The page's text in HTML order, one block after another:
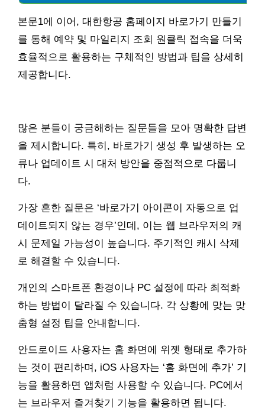
본문1에 이어, 대한항공 홈페이지 바로가기 만들기
를 통해 예약 및 마일리지 조회 원클릭 접속을 더욱
효율적으로 활용하는 구체적인 방법과 팁을 상세히
제공합니다.
많은 분들이 궁금해하는 질문들을 모아 명확한 답변
을 제시합니다. 특히, 바로가기 생성 후 발생하는 오
류나 업데이트 시 대처 방안을 중점적으로 다룹니
다.
가장 흔한 질문은 ‘바로가기 아이콘이 자동으로 업
데이트되지 않는 경우’인데, 이는 웹 브라우저의 캐
시 문제일 가능성이 높습니다. 주기적인 캐시 삭제
로 해결할 수 있습니다.
개인의 스마트폰 환경이나 PC 설정에 따라 최적화
하는 방법이 달라질 수 있습니다. 각 상황에 맞는 맞
춤형 설정 팁을 안내합니다.
안드로이드 사용자는 홈 화면에 위젯 형태로 추가하
는 것이 편리하며, iOS 사용자는 ‘홈 화면에 추가’ 기
능을 활용하면 앱처럼 사용할 수 있습니다. PC에서
는 브라우저 즐겨찾기 기능을 활용하면 됩니다.